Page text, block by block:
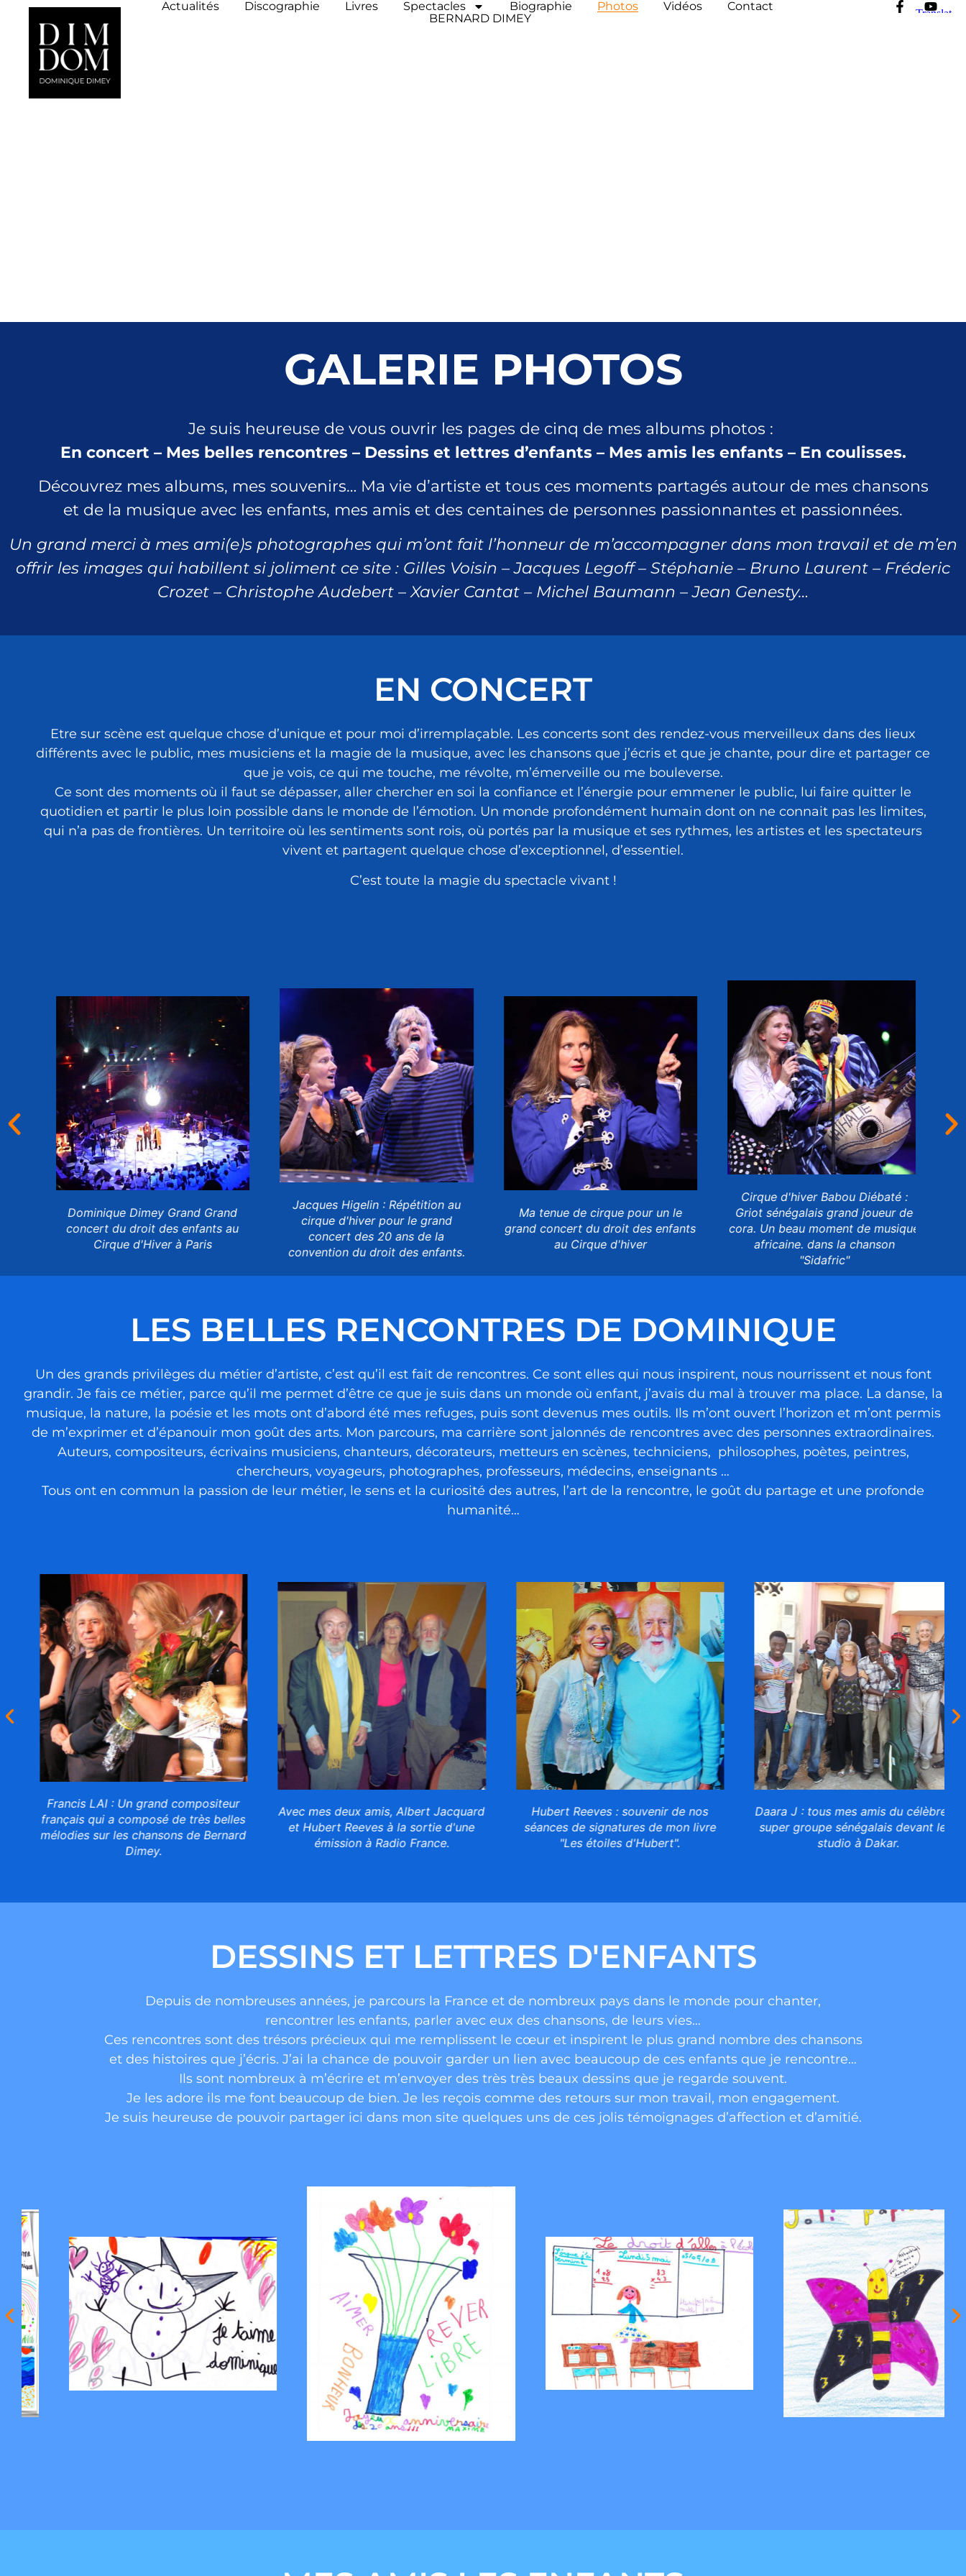
Actualités Discographie Livres Spectacles Biographie Photos Vidéos
Contact
BERNARD DIMEY
GALERIE PHOTOS
Je suis heureuse de vous ouvrir les pages de cinq de mes albums photos :
En concert – Mes belles rencontres – Dessins et lettres d’enfants – Mes amis les enfants – En coulisses.
Découvrez mes albums, mes souvenirs… Ma vie d’artiste et tous ces moments partagés autour de mes chansons
et de la musique avec les enfants, mes amis et des centaines de personnes passionnantes et passionnées.
Un grand merci à mes ami(e)s photographes qui m’ont fait l’honneur de m’accompagner dans mon travail et de m’en
offrir les images qui habillent si joliment ce site : Gilles Voisin – Jacques Legoff – Stéphanie – Bruno Laurent – Fréderic
Crozet – Christophe Audebert – Xavier Cantat – Michel Baumann – Jean Genesty…
EN CONCERT
Etre sur scène est quelque chose d’unique et pour moi d’irremplaçable. Les concerts sont des rendez-vous merveilleux dans des lieux
différents avec le public, mes musiciens et la magie de la musique, avec les chansons que j’écris et que je chante, pour dire et partager ce
que je vois, ce qui me touche, me révolte, m’émerveille ou me bouleverse.
Ce sont des moments où il faut se dépasser, aller chercher en soi la confiance et l’énergie pour emmener le public, lui faire quitter le
quotidien et partir le plus loin possible dans le monde de l’émotion. Un monde profondément humain dont on ne connait pas les limites,
qui n’a pas de frontières. Un territoire où les sentiments sont rois, où portés par la musique et ses rythmes, les artistes et les spectateurs
vivent et partagent quelque chose d’exceptionnel, d’essentiel.
C’est toute la magie du spectacle vivant !
Dominique Dimey Grand Grand
concert du droit des enfants au
Cirque d'Hiver à Paris
Jacques Higelin : Répétition au
cirque d'hiver pour le grand
concert des 20 ans de la
convention du droit des enfants.
Ma tenue de cirque pour un le
grand concert du droit des enfants
au Cirque d'hiver
Cirque d'hiver Babou Diébaté :
Griot sénégalais grand joueur de
cora. Un beau moment de musique
africaine. dans la chanson
"Sidafric"
LES BELLES RENCONTRES DE DOMINIQUE
Un des grands privilèges du métier d’artiste, c’est qu’il est fait de rencontres. Ce sont elles qui nous inspirent, nous nourrissent et nous font
grandir. Je fais ce métier, parce qu’il me permet d’être ce que je suis dans un monde où enfant, j’avais du mal à trouver ma place. La danse, la
musique, la nature, la poésie et les mots ont d’abord été mes refuges, puis sont devenus mes outils. Ils m’ont ouvert l’horizon et m’ont permis
de m’exprimer et d’épanouir mon goût des arts. Mon parcours, ma carrière sont jalonnés de rencontres avec des personnes extraordinaires.
Auteurs, compositeurs, écrivains musiciens, chanteurs, décorateurs, metteurs en scènes, techniciens, philosophes, poètes, peintres,
chercheurs, voyageurs, photographes, professeurs, médecins, enseignants …
Tous ont en commun la passion de leur métier, le sens et la curiosité des autres, l’art de la rencontre, le goût du partage et une profonde
humanité…
Francis LAI : Un grand compositeur
français qui a composé de très belles
mélodies sur les chansons de Bernard
Dimey.
Avec mes deux amis, Albert Jacquard
et Hubert Reeves à la sortie d'une
émission à Radio France.
Hubert Reeves : souvenir de nos
séances de signatures de mon livre
"Les étoiles d'Hubert".
Daara J : tous mes amis du célèbre et
super groupe sénégalais devant leur
studio à Dakar.
DESSINS ET LETTRES D'ENFANTS
Depuis de nombreuses années, je parcours la France et de nombreux pays dans le monde pour chanter,
rencontrer les enfants, parler avec eux des chansons, de leurs vies…
Ces rencontres sont des trésors précieux qui me remplissent le cœur et inspirent le plus grand nombre des chansons
et des histoires que j’écris. J’ai la chance de pouvoir garder un lien avec beaucoup de ces enfants que je rencontre…
Ils sont nombreux à m’écrire et m’envoyer des très très beaux dessins que je regarde souvent.
Je les adore ils me font beaucoup de bien. Je les reçois comme des retours sur mon travail, mon engagement.
Je suis heureuse de pouvoir partager ici dans mon site quelques uns de ces jolis témoignages d’affection et d’amitié.